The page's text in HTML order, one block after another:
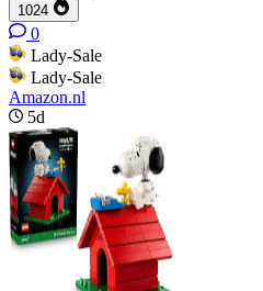
1024
0
Lady-Sale
Lady-Sale
Amazon.nl
5d